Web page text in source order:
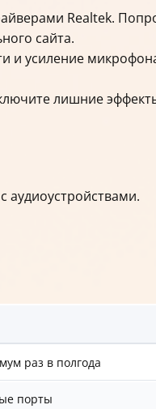
Realtek.
сайта.
и усиление
лишние
аудиоустройствами.
раз в полгода
порты